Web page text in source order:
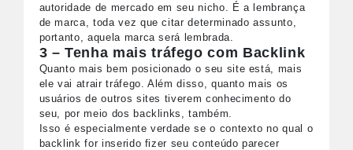
autoridade de mercado em seu nicho. É a lembrança
de marca, toda vez que citar determinado assunto,
portanto, aquela marca será lembrada.
3 – Tenha mais tráfego com Backlink
Quanto mais bem posicionado o seu site está, mais
ele vai atrair tráfego. Além disso, quanto mais os
usuários de outros sites tiverem conhecimento do
seu, por meio dos backlinks, também.
Isso é especialmente verdade se o contexto no qual o
backlink for inserido fizer seu conteúdo parecer